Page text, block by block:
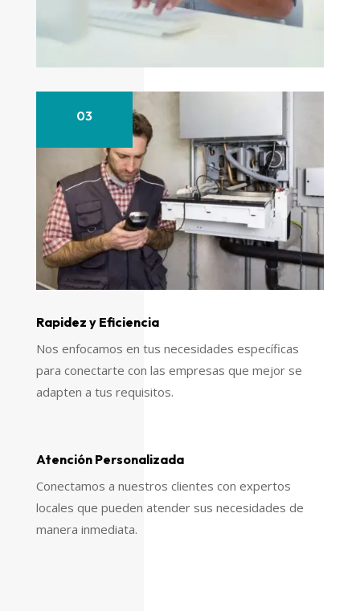
03
Rapidez y Eficiencia
Nos enfocamos en tus necesidades específicas
para conectarte con las empresas que mejor se
adapten a tus requisitos.
Atención Personalizada
Conectamos a nuestros clientes con expertos
locales que pueden atender sus necesidades de
manera inmediata.